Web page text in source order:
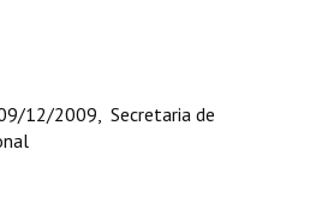
12/2009, Secretaria de